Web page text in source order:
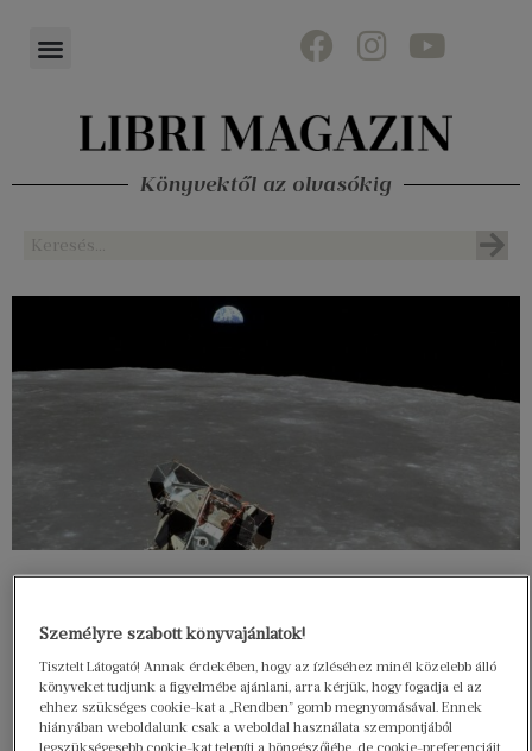
Könyvektől az olvasókig
Személyre szabott könyvajánlatok!
Tisztelt Látogató! Annak érdekében, hogy az ízléséhez minél közelebb álló
könyveket tudjunk a figyelmébe ajánlani, arra kérjük, hogy fogadja el az
ehhez szükséges cookie-kat a „Rendben” gomb megnyomásával. Ennek
hiányában weboldalunk csak a weboldal használata szempontjából
legszükségesebb cookie-kat telepíti a böngészőjébe, de cookie-preferenciáit